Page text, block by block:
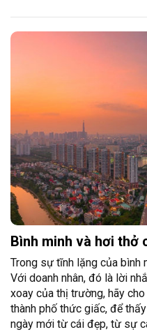
Bình minh và hơi thở
Trong sự tĩnh lặng của bình
Với doanh nhân, đó là lời
xoay của thị trường, hãy
thành phố thức giấc, để
ngày mới từ cái đẹp, từ sự